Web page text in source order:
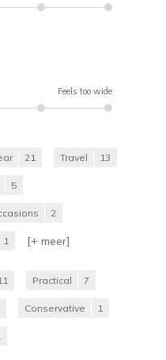
Feels too wide
21 Travel 13
5
2
1 [+ meer]
Practical 7
Conservative 1